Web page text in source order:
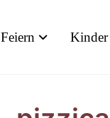
Feiern Kinder